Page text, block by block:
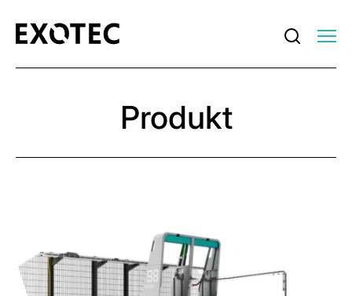
Produkt